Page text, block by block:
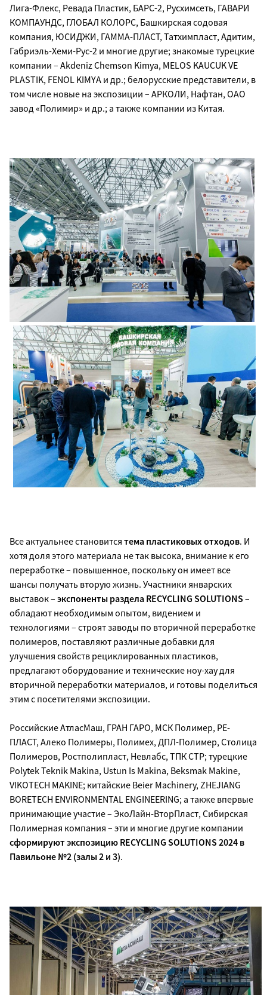
Лига-Флекс, Ревада Пластик, БАРС-2, Русхимсеть, ГАВАРИ
КОМПАУНДС, ГЛОБАЛ КОЛОРС, Башкирская содовая
компания, ЮСИДЖИ, ГАММА-ПЛАСТ, Татхимпласт, Адитим,
Габриэль-Хеми-Рус-2 и многие другие; знакомые турецкие
компании – Akdeniz Chemson Kimya, MELOS KAUCUK VE
PLASTIK, FENOL KIMYA и др.; белорусские представители, в
том числе новые на экспозиции – АРКОЛИ, Нафтан, ОАО
завод «Полимир» и др.; а также компании из Китая.
Все актуальнее становится тема пластиковых отходов. И
хотя доля этого материала не так высока, внимание к его
переработке – повышенное, поскольку он имеет все
шансы получать вторую жизнь. Участники январских
выставок – экспоненты раздела RECYCLING SOLUTIONS –
обладают необходимым опытом, видением и
технологиями – строят заводы по вторичной переработке
полимеров, поставляют различные добавки для
улучшения свойств рециклированных пластиков,
предлагают оборудование и технические ноу-хау для
вторичной переработки материалов, и готовы поделиться
этим с посетителями экспозиции.
Российские АтласМаш, ГРАН ГАРО, МСК Полимер, РЕ-
ПЛАСТ, Алеко Полимеры, Полимех, ДПЛ-Полимер, Столица
Полимеров, Ростполипласт, Невлабс, ТПК СТР; турецкие
Polytek Teknik Makina, Ustun Is Makina, Beksmak Makine,
VIKOTECH MAKINE; китайские Beier Machinery, ZHEJIANG
BORETECH ENVIRONMENTAL ENGINEERING; а также впервые
принимающие участие – ЭкоЛайн-ВторПласт, Сибирская
Полимерная компания – эти и многие другие компании
сформируют экспозицию RECYCLING SOLUTIONS 2024 в
Павильоне №2 (залы 2 и 3).